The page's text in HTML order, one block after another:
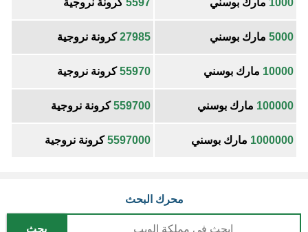
1000 مارك بوسني 5597كرونة نروجية
5000 مارك بوسني 27985كرونة نروجية
10000 مارك بوسني 55970كرونة نروجية
100000 مارك بوسني 559700كرونة نروجية
1000000 مارك بوسني 5597000كرونة نروجية
محرك البحث
بحث